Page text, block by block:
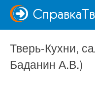
Справка
Тверь-Кухни,
Баданин А.В.)